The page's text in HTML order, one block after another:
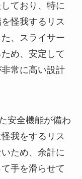
ており、特に
怪我するリス
、スライサー
め、安定して
常に高い設計
安全機能が備わ
我をするリス
ため、余計に
手を滑らせて